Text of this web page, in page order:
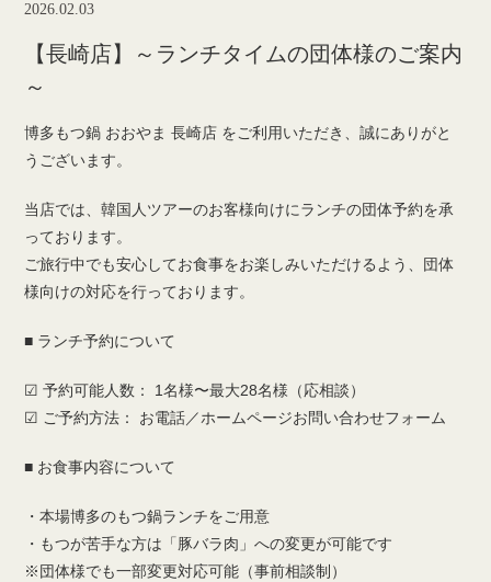
2026.02.03
【長崎店】～ランチタイムの団体様のご案内
～
博多もつ鍋 おおやま 長崎店 をご利用いただき、誠にありがと
うございます。
当店では、韓国人ツアーのお客様向けにランチの団体予約を承
っております。
ご旅行中でも安心してお食事をお楽しみいただけるよう、団体
様向けの対応を行っております。
■ ランチ予約について
☑︎ 予約可能人数： 1名様〜最大28名様（応相談）
☑︎ ご予約方法： お電話／ホームページお問い合わせフォーム
■ お食事内容について
・本場博多のもつ鍋ランチをご用意
・もつが苦手な方は「豚バラ肉」への変更が可能です
※団体様でも一部変更対応可能（事前相談制）